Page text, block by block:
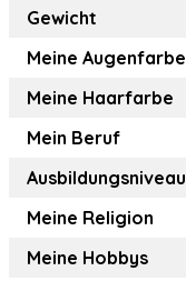
Gewicht
Meine Augenfarbe
Meine Haarfarbe
Mein Beruf
Ausbildungsniveau
Meine Religion
Meine Hobbys